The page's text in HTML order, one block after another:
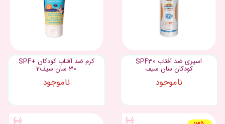
اسپری ضد آفتاب SPF30
کودکان سان سیف
ناموجود
کرم ضد آفتاب کودکان +SPF
30 سان سیف2
ناموجود